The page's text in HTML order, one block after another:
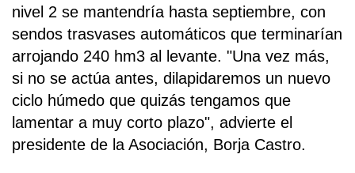
nivel 2 se mantendría hasta septiembre, con
sendos trasvases automáticos que terminarían
arrojando 240 hm3 al levante. "Una vez más,
si no se actúa antes, dilapidaremos un nuevo
ciclo húmedo que quizás tengamos que
lamentar a muy corto plazo", advierte el
presidente de la Asociación, Borja Castro.